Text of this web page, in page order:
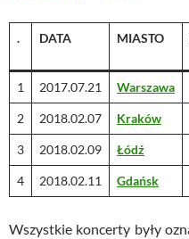
. DATA MIASTO
1 2017.07.21 Warszawa
2 2018.02.07 Kraków
3 2018.02.09 Łódź
4 2018.02.11 Gdańsk
Wszystkie koncerty były